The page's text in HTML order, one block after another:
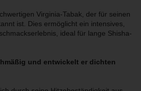
Virginia-Tabak, der für seinen
ist. Dies ermöglicht ein intensives,
ideal für lange Shisha-
und entwickelt er dichten